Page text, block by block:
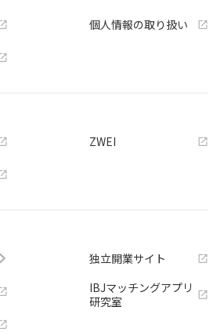
個人情報の取り扱い
ZWEI
独立開業サイト
IBJマッチングアプリ
研究室